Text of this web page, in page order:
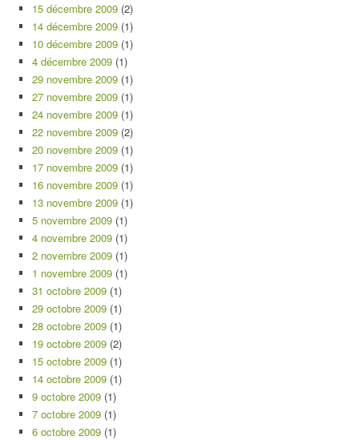
15 décembre 2009 (2)
14 décembre 2009 (1)
10 décembre 2009 (1)
4 décembre 2009 (1)
29 novembre 2009 (1)
27 novembre 2009 (1)
24 novembre 2009 (1)
22 novembre 2009 (2)
20 novembre 2009 (1)
17 novembre 2009 (1)
16 novembre 2009 (1)
13 novembre 2009 (1)
5 novembre 2009 (1)
4 novembre 2009 (1)
2 novembre 2009 (1)
1 novembre 2009 (1)
31 octobre 2009 (1)
29 octobre 2009 (1)
28 octobre 2009 (1)
19 octobre 2009 (2)
15 octobre 2009 (1)
14 octobre 2009 (1)
9 octobre 2009 (1)
7 octobre 2009 (1)
6 octobre 2009 (1)